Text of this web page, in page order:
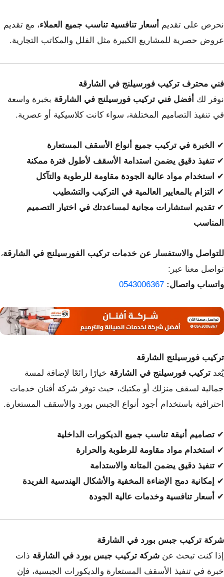
نحرص على تقديم أسعار تنافسية تناسب جميع العملاء، مع تقديم
عروض حصرية للمشاريع الكبيرة مثل الفلل والمكاتب التجارية.
فني محترف تركيب فورسيلنج في الشارقة
نوفر لك أفضل فني تركيب فورسيلنج في الشارقة بخبرة واسعة
في تنفيذ التصاميم المختلفة، سواء كانت كلاسيكية أو عصرية.
✔
الخبرة في تركيب جميع أنواع الأسقف المستعارة
✔ تنفيذ دقيق يضمن استدامة الأسقف لأطول فترة ممكنة
✔
استخدام مواد عالية الجودة مقاومة للرطوبة والتآكل
✔
التزام بالمعايير العالمية في التركيب والتشطيب
✔ تقديم استشارات مجانية لمساعدتك في اختيار التصميم
المناسب
للتواصل والاستفسار عن خدمات تركيب الفورسيلنج في الشارقة،
تواصل معنا عبر:
واتساب واتصال: 0543006367
تركيب فورسيلنج الشارقة
يُعد تركيب فورسيلنج في الشارقة خيارًا رائعًا لإضافة لمسة
جمالية لسقف منزلك أو مكتبك، حيث توفر شركة أفنان خدمات
احترافية باستخدام أجود أنواع الجبس بورد والأسقف المستعارة.
✔ تصاميم أنيقة تناسب جميع الديكورات الداخلية
✔
استخدام مواد مقاومة للرطوبة والحرارة
✔ تنفيذ دقيق يضمن المتانة والاستدامة
✔ إمكانية دمج الإضاءة المخفية والأشكال الهندسية الفريدة
✔
أسعار تنافسية وخدمات عالية الجودة
شركة تركيب جبس بورد في الشارقة
إذا كنت تبحث عن شركة تركيب جبس بورد في الشارقة ذات
خبرة في تنفيذ الأسقف المستعارة والديكورات الجبسية، فإن